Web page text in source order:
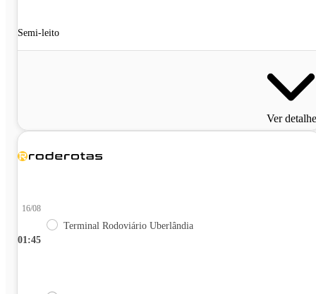
Semi-leito
Ver
01:45
16/08
Terminal Rodoviário Uberlândia